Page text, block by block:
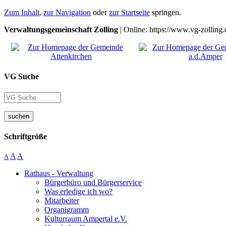
Zum Inhalt, zur Navigation oderzur Startseite springen.
Verwaltungsgemeinschaft Zolling | Online: https://www.vg-
VG Suche
suchen
Schriftgröße
A A A
Rathaus - Verwaltung
Bürgerbüro und Bürgerservice
Was erledige ich wo?
Mitarbeiter
Organigramm
Kulturraum Ampertal e.V.